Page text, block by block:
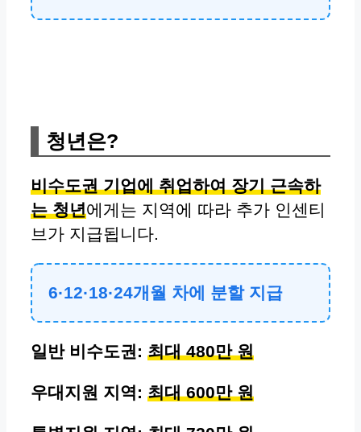
청년은?
비수도권 기업에 취업하여 장기 근속하
는 청년에게는 지역에 따라 추가 인센티
브가 지급됩니다.
6·12·18·24개월 차에 분할 지급
일반 비수도권: 최대 480만 원
우대지원 지역: 최대 600만 원